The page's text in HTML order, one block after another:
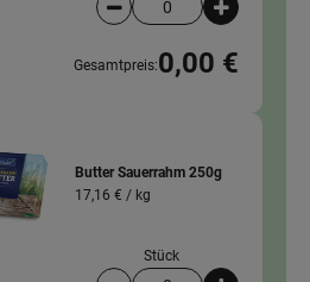
Artikelanzahl
Gesamtpreis:0,00 €
Butter Sauerrahm 250g
17,16 € / kg
Stück